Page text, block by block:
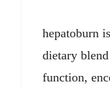
hepatoburn
dietary
function,